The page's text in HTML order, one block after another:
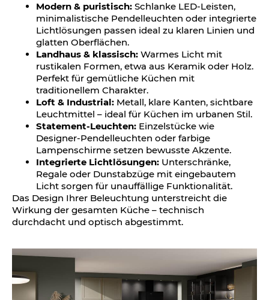
Modern & puristisch: Schlanke LED-Leisten,
minimalistische Pendelleuchten oder integrierte
Lichtlösungen passen ideal zu klaren Linien und
glatten Oberflächen.
Landhaus & klassisch: Warmes Licht mit
rustikalen Formen, etwa aus Keramik oder Holz.
Perfekt für gemütliche Küchen mit
traditionellem Charakter.
Loft & Industrial: Metall, klare Kanten, sichtbare
Leuchtmittel – ideal für Küchen im urbanen Stil.
Statement-Leuchten: Einzelstücke wie
Designer-Pendelleuchten oder farbige
Lampenschirme setzen bewusste Akzente.
Integrierte Lichtlösungen: Unterschränke,
Regale oder Dunstabzüge mit eingebautem
Licht sorgen für unauffällige Funktionalität.
Das Design Ihrer Beleuchtung unterstreicht die
Wirkung der gesamten Küche – technisch
durchdacht und optisch abgestimmt.